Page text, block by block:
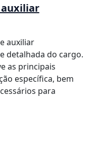
auxiliar
auxiliar
detalhada do cargo.
as principais
específica, bem
para